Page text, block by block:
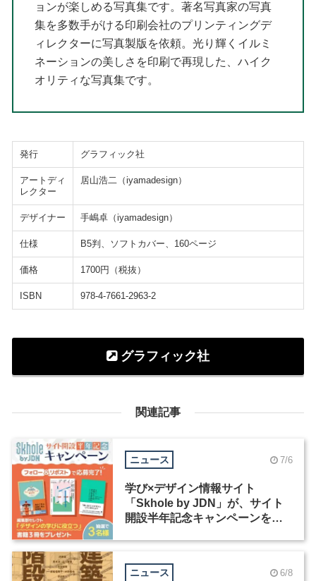
ョンが楽しめる写真集です。著名写真家の写真
集を多数手がける印刷会社のプリンティングデ
ィレクターに写真製版を依頼。光り輝くイルミ
ネーションの美しさを印刷で再現した、ハイク
オリティな写真集です。
発行 グラフィック社
アートディ
レクター
居山浩二（iyamadesign）
デザイナー 手嶋卓（iyamadesign）
仕様 B5判、ソフトカバー、160ページ
価格 1700円（税抜）
ISBN 978-4-7661-2963-2
グラフィック社
関連記事
ニュース 7/6
学び×デザイン情報サイト
「Skhole by JDN」が、サイト
開設半年記念キャンペーンを実
ニュース 6/8